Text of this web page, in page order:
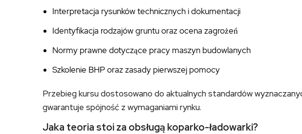
Interpretacja rysunków technicznych i dokumentacji
Identyfikacja rodzajów gruntu oraz ocena zagrożeń
Normy prawne dotyczące pracy maszyn budowlanych
Szkolenie BHP oraz zasady pierwszej pomocy
Przebieg kursu dostosowano do aktualnych standardów
gwarantuje spójność z wymaganiami rynku.
Jaka teoria stoi za obsługą koparko-ładowarki?